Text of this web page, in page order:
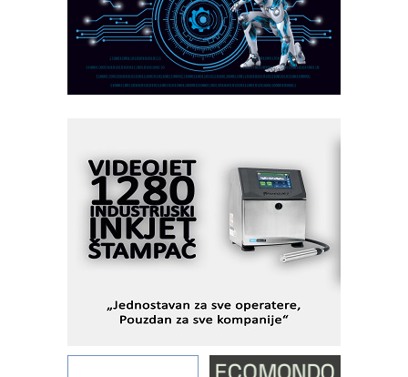
obradu!
Razvoj asortimanskog pravca MINI-
PLC AKYTEC
AUKOM: Svetski standard metrologije
dostupan u Srbiji
I.SAFE MOBILE revolucioniše
industrijsku automatizaciju
pionirskimmobile operator PANEL-OM
Fleksibilno stezanje i brzo
podešavanje u proizvodnji prototipova
KIP KOP – napredna rešenja za
objekte
Alba d.o.o. – 35 godina preciznosti u